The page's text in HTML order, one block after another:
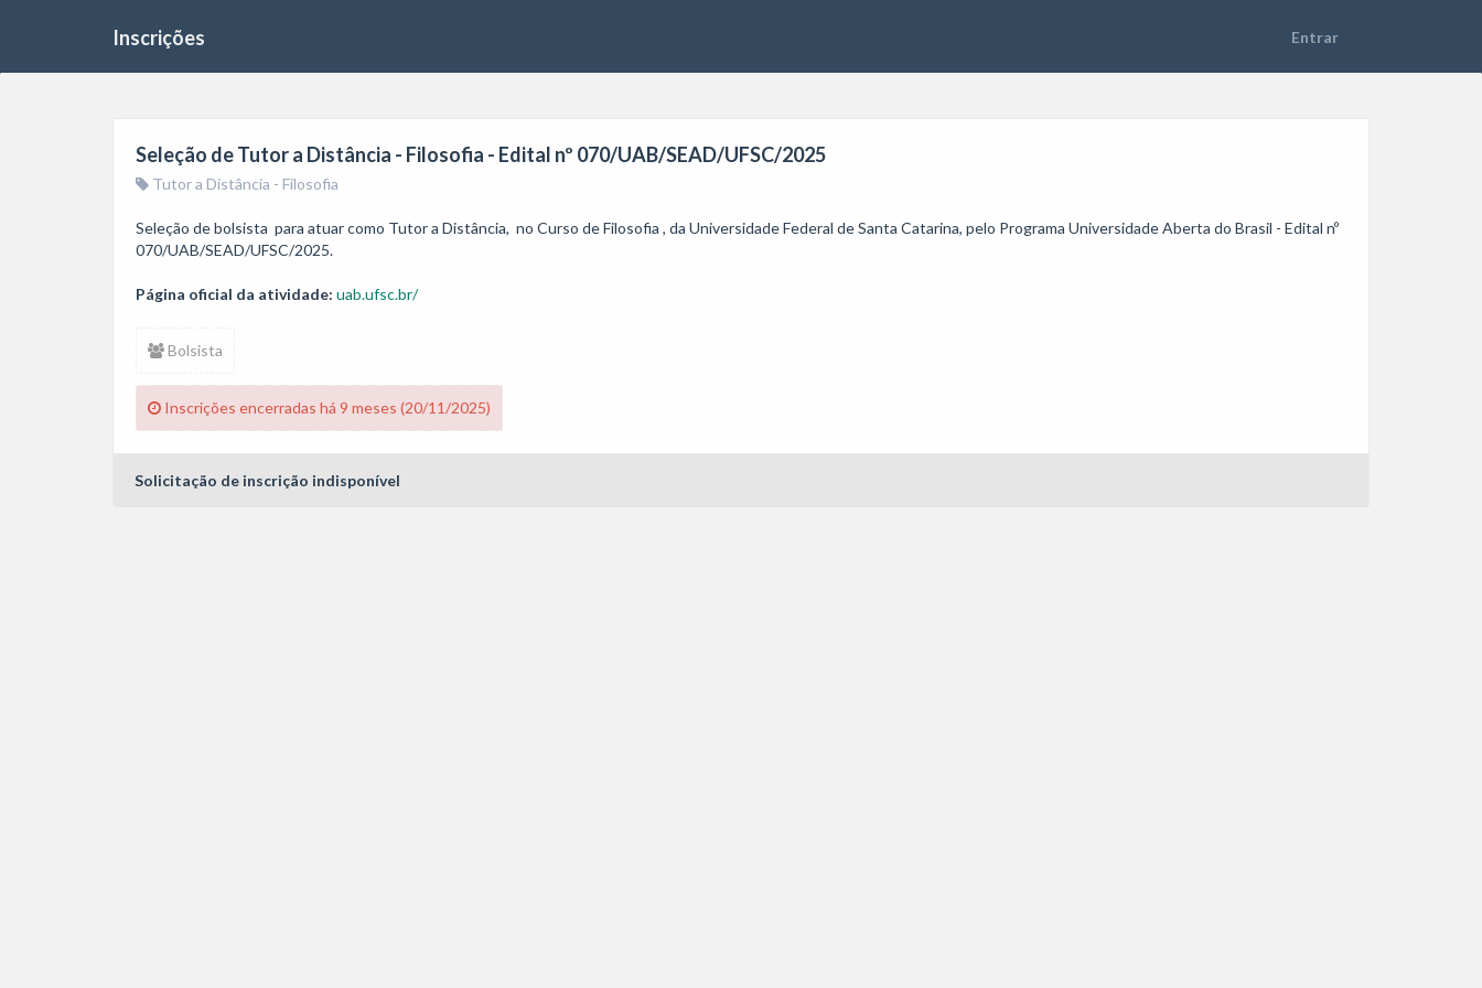
Inscrições
Seleção de Tutor a Distância - Filosofia - Edital nº 070/UAB/SEAD/UFSC/2025
Tutor a Distância - Filosofia
Seleção de bolsista  para atuar como Tutor a Distância,  no Curso de Filosofia , da Universidade Federal de Santa Catarina, pelo Programa Universidade Aberta do Brasil - Edital nº
070/UAB/SEAD/UFSC/2025.
Página oficial da atividade: uab.ufsc.br/
Bolsista
Inscrições encerradas há 9 meses (20/11/2025)
Solicitação de inscrição indisponível